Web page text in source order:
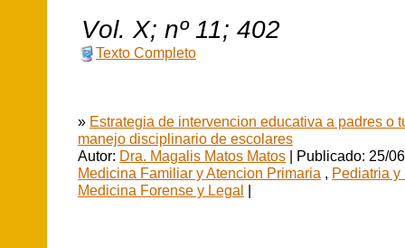
Vol. X; nº 11; 402
Texto Completo
» Estrategia de intervencion educativa a padres o
manejo disciplinario de escolares
Autor: Dra. Magalis Matos Matos | Publicado: 25/
Medicina Familiar y Atencion Primaria , Pediatria
Medicina Forense y Legal |